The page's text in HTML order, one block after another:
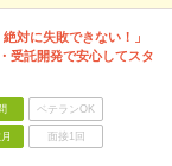
対に失敗できない！」
受託開発で安心してスタ
ベテランOK
面接1回